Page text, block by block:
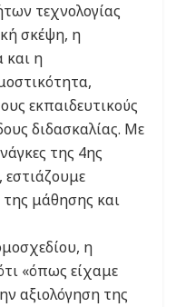
τεχνολογίας
σκέψη, η
και η
εκπαιδευτικούς
διδασκαλίας. Με
της 4ης
της μάθησης και
η
«όπως είχαμε
αξιολόγηση της